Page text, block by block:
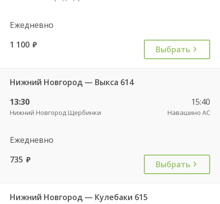
Ежедневно
1 100 руб. Выбрать
Нижний Новгород — Выкса 614
13:30
Нижний Новгород Щербинки
15:40
Навашино АС
Ежедневно
735 руб. Выбрать
Нижний Новгород — Кулебаки 615